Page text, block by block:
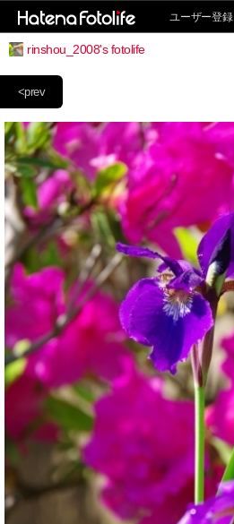
ユーザー登録
rinshou_2008's fotolife
<prev